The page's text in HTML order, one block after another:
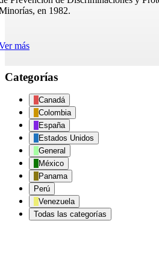
en 1982.
más
Categorías
Canadá
Colombia
España
Estados Unidos
General
México
Panama
Perú
Venezuela
Todas las categorías